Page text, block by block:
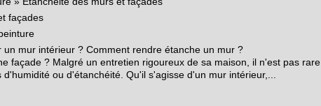
façades
un mur intérieur ? Comment rendre étanche un mur ?
façade ? Malgré un entretien rigoureux de sa maison, il n'est pas rare
ou d'étanchéité. Qu'il s'agisse d'un mur intérieur,...